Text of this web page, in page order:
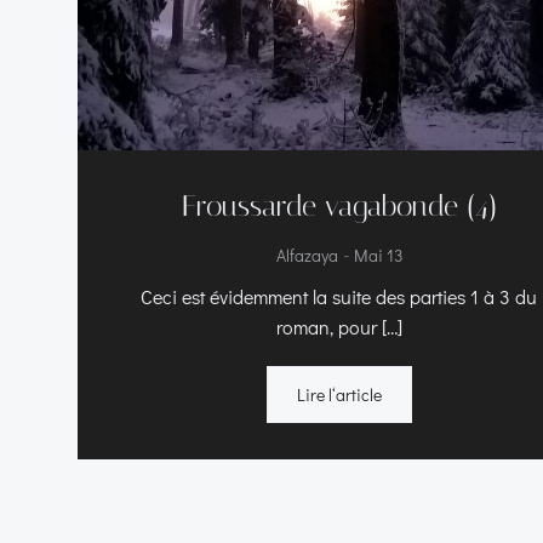
Froussarde vagabonde (4)
Alfazaya - Mai 13
Ceci est évidemment la suite des parties 1 à 3 du
roman, pour […]
Lire l‘article